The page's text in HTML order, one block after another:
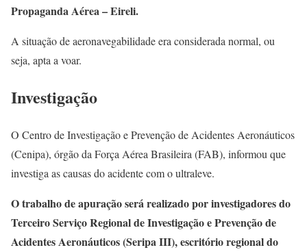
Propaganda Aérea – Eireli.
A situação de aeronavegabilidade era considerada normal, ou
seja, apta a voar.
Investigação
O Centro de Investigação e Prevenção de Acidentes Aeronáuticos
(Cenipa), órgão da Força Aérea Brasileira (FAB), informou que
investiga as causas do acidente com o ultraleve.
O trabalho de apuração será realizado por investigadores do
Terceiro Serviço Regional de Investigação e Prevenção de
Acidentes Aeronáuticos (Seripa III), escritório regional do